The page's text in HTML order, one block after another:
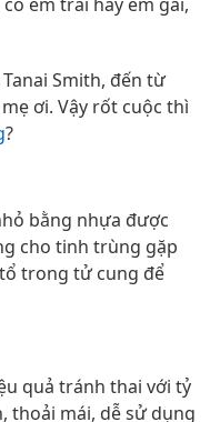
Smith, đến từ
ơi. Vậy rốt cuộc thì
?
bằng nhựa được
cho tinh trùng gặp
trong tử cung để
quả tránh thai với tỷ
thoải mái, dễ sử dụng